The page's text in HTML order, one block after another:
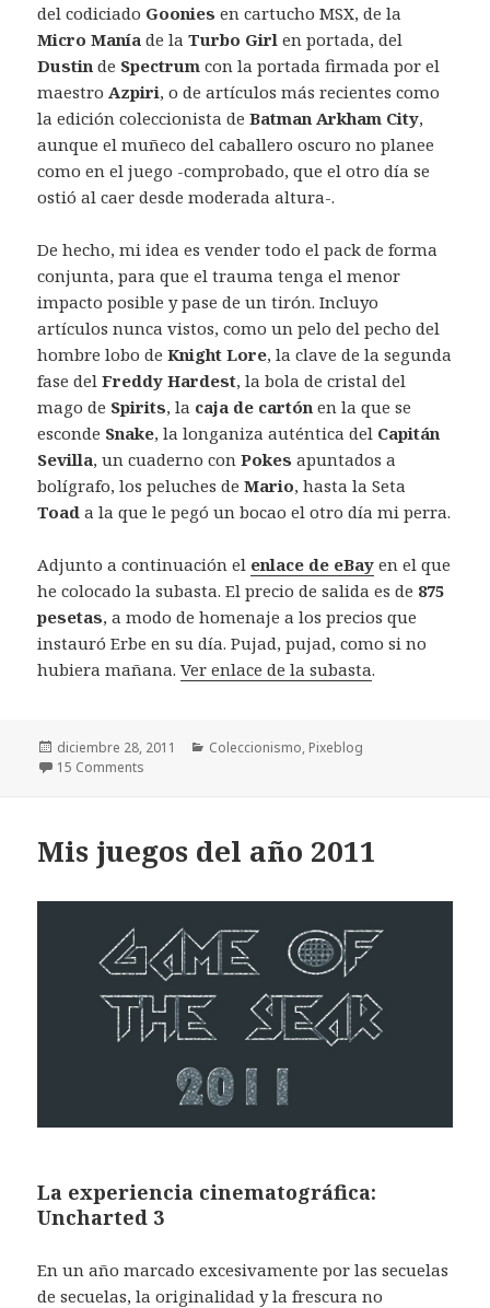
del codiciado Goonies en cartucho MSX, de la
Micro Manía de laTurbo Girl en portada, del
Dustin de Spectrum con la portada firmada por el
maestro Azpiri, o de artículos más recientes como
la edición coleccionista deBatman Arkham City,
aunque el muñeco del caballero oscuro no planee
como en el juego -comprobado, que el otro día se
ostió al caer desde moderada altura-.
De hecho, mi idea es vender todo el pack de forma
conjunta, para que el trauma tenga el menor
impacto posible y pase de un tirón. Incluyo
artículos nunca vistos, como un pelo del pecho del
hombre lobo deKnight Lore, la clave de la segunda
fase delFreddy Hardest, la bola de cristal del
mago de Spirits, la caja de cartón en la que se
esconde Snake, la longaniza auténtica del Capitán
Sevilla, un cuaderno conPokes apuntados a
bolígrafo, los peluches deMario, hasta la Seta
Toad a la que le pegó un bocao el otro día mi perra.
Adjunto a continuación el enlace de eBay en el que
he colocado la subasta. El precio de salida es de 875
pesetas, a modo de homenaje a los precios que
instauró Erbe en su día. Pujad, pujad, como si no
hubiera mañana.Ver enlace de la subasta.
Publicado
el
diciembre 28, 2011 Categorías
Coleccionismo, Pixeblog
15 Comments
Mis juegos del año 2011
La experiencia cinematográfica:
Uncharted 3
En un año marcado excesivamente por las secuelas
de secuelas, la originalidad y la frescura no